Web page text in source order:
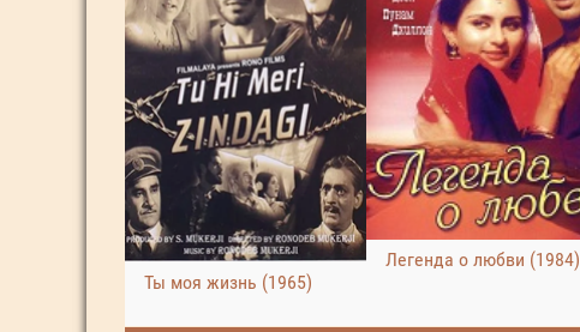
Ты моя жизнь (1965)
Легенда о любви (1984)